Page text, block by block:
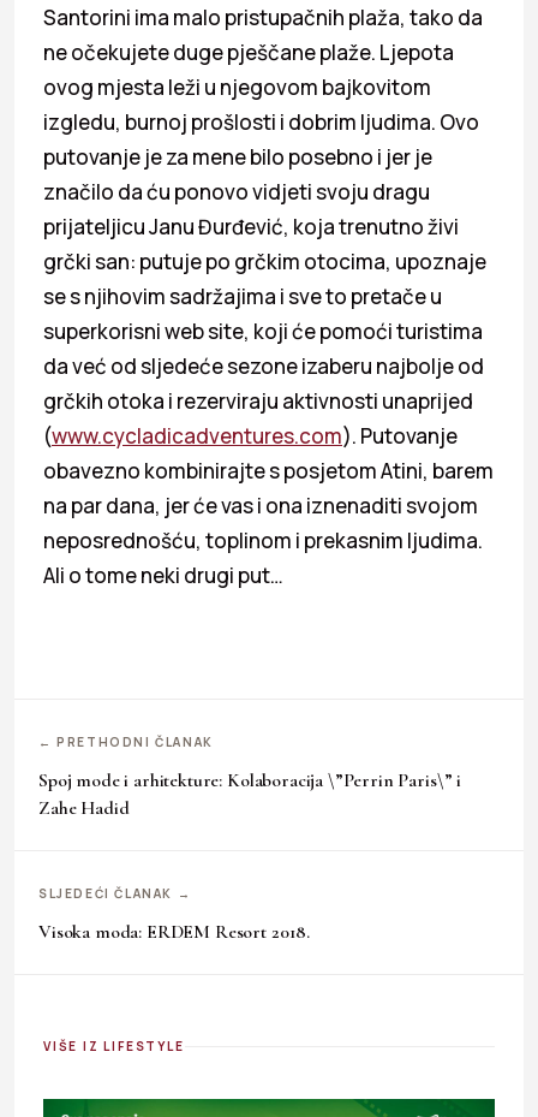
Santorini ima malo pristupačnih plaža, tako da
ne očekujete duge pješčane plaže. Ljepota
ovog mjesta leži u njegovom bajkovitom
izgledu, burnoj prošlosti i dobrim ljudima. Ovo
putovanje je za mene bilo posebno i jer je
značilo da ću ponovo vidjeti svoju dragu
prijateljicu Janu Đurđević, koja trenutno živi
grčki san: putuje po grčkim otocima, upoznaje
se s njihovim sadržajima i sve to pretače u
superkorisni web site, koji će pomoći turistima
da već od sljedeće sezone izaberu najbolje od
grčkih otoka i rezerviraju aktivnosti unaprijed
(www.cycladicadventures.com). Putovanje
obavezno kombinirajte s posjetom Atini, barem
na par dana, jer će vas i ona iznenaditi svojom
neposrednošću, toplinom i prekasnim ljudima.
Ali o tome neki drugi put…
← PRETHODNI ČLANAK
Spoj mode i arhitekture: Kolaboracija \”Perrin Paris\” i
Zahe Hadid
SLJEDEĆI ČLANAK →
Visoka moda: ERDEM Resort 2018.
VIŠE IZ LIFESTYLE